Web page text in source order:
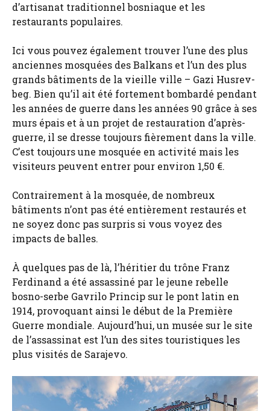
d’artisanat traditionnel bosniaque et les
restaurants populaires.
Ici vous pouvez également trouver l’une des plus
anciennes mosquées des Balkans et l’un des plus
grands bâtiments de la vieille ville – Gazi Husrev-
beg. Bien qu’il ait été fortement bombardé pendant
les années de guerre dans les années 90 grâce à ses
murs épais et à un projet de restauration d’après-
guerre, il se dresse toujours fièrement dans la ville.
C’est toujours une mosquée en activité mais les
visiteurs peuvent entrer pour environ 1,50 €.
Contrairement à la mosquée, de nombreux
bâtiments n’ont pas été entièrement restaurés et
ne soyez donc pas surpris si vous voyez des
impacts de balles.
À quelques pas de là, l’héritier du trône Franz
Ferdinand a été assassiné par le jeune rebelle
bosno-serbe Gavrilo Princip sur le pont latin en
1914, provoquant ainsi le début de la Première
Guerre mondiale. Aujourd’hui, un musée sur le site
de l’assassinat est l’un des sites touristiques les
plus visités de Sarajevo.